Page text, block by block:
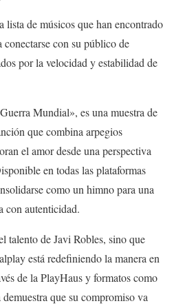
lista de músicos que han encontrado
con su público de
por la velocidad y estabilidad de
Mundial», es una muestra de
que combina arpegios
el amor desde una perspectiva
en todas las plataformas
como un himno para una
con autenticidad.
talento de Javi Robles, sino que
está redefiniendo la manera en
de la PlayHaus y formatos como
que su compromiso va